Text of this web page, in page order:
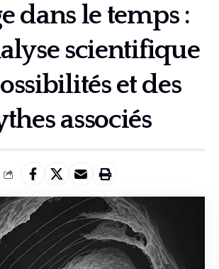
dans le temps :
scientifique
et des
associés